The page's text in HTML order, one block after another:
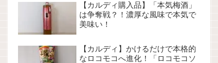
【カルディ購入品】「本気梅酒」
は争奪戦？！濃厚な風味で本気で
美味い！
【カルディ】かけるだけで本格的
なロコモコへ進化！「ロコモコソ